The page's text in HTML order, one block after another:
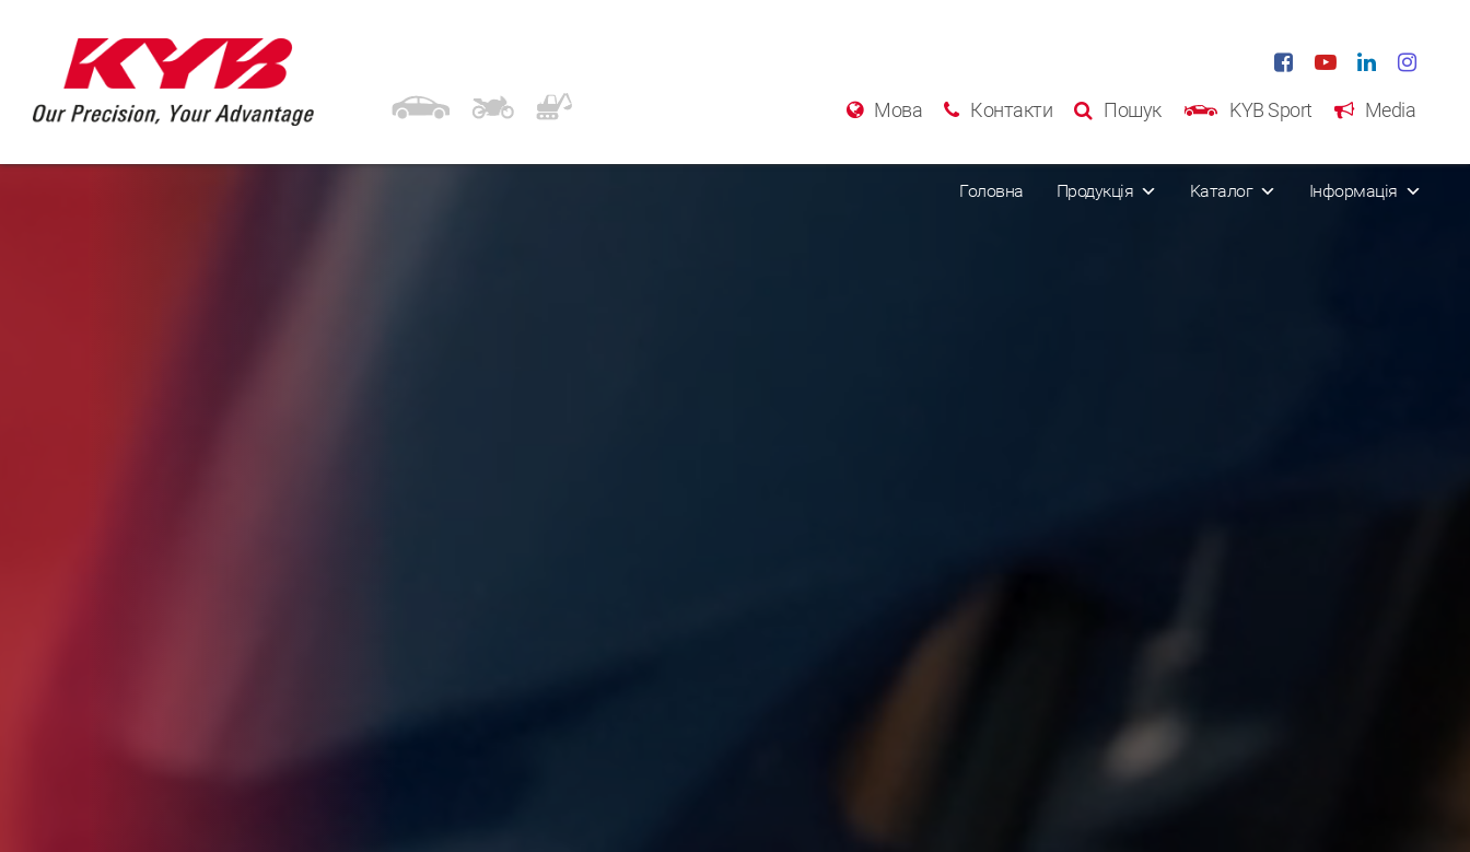
Мова Контакти Пошук KYB Sport Media
Головна Продукція Kаталог Інформація